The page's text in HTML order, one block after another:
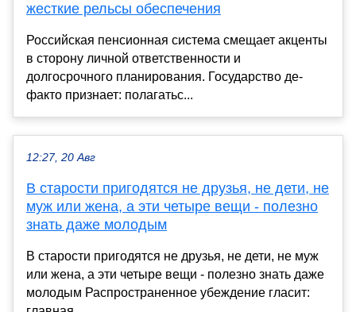
жесткие рельсы обеспечения
Российская пенсионная система смещает акценты
в сторону личной ответственности и
долгосрочного планирования. Государство де-
факто признает: полагатьс...
12:27, 20 Авг
В старости пригодятся не друзья, не дети, не
муж или жена, а эти четыре вещи - полезно
знать даже молодым
В старости пригодятся не друзья, не дети, не муж
или жена, а эти четыре вещи - полезно знать даже
молодым Распространенное убеждение гласит: